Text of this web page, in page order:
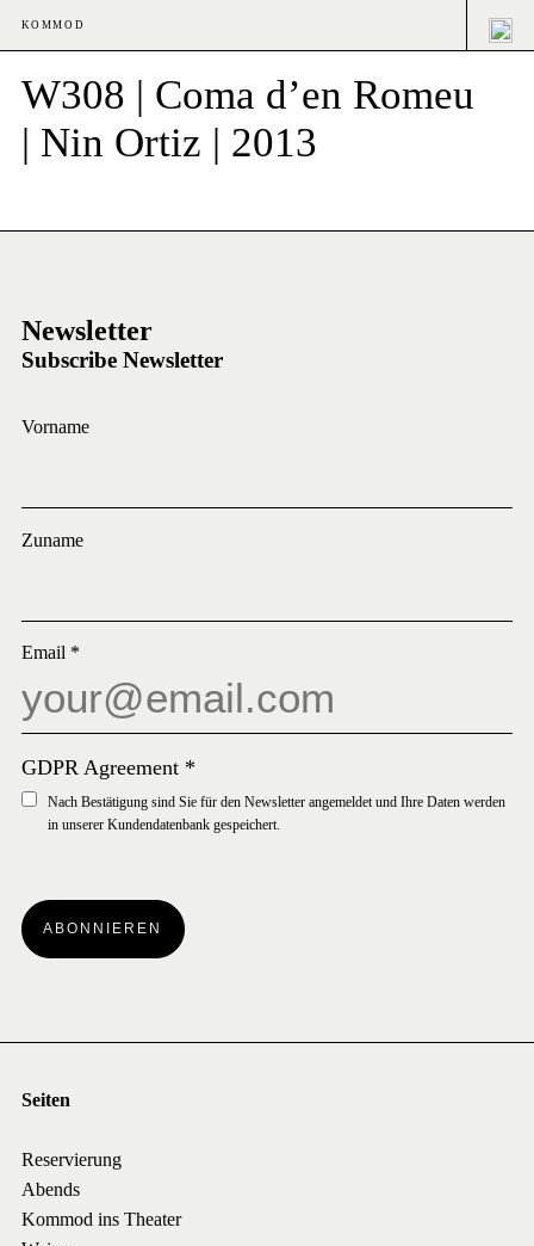
KOMMOD
W308 | Coma d’en Romeu
| Nin Ortiz | 2013
Newsletter
Subscribe Newsletter
Vorname
Zuname
Email *
GDPR Agreement *
Nach Bestätigung sind Sie für den Newsletter angemeldet und Ihre Daten werden
in unserer Kundendatenbank gespeichert.
ABONNIEREN
Seiten
Reservierung
Abends
Kommod ins Theater